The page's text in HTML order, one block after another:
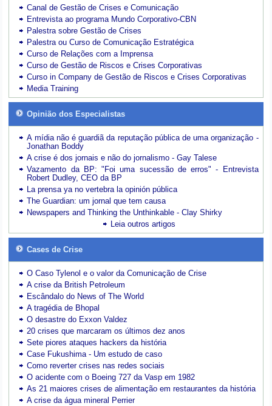
Canal de Gestão de Crises e Comunicação
Entrevista ao programa Mundo Corporativo-CBN
Palestra sobre Gestão de Crises
Palestra ou Curso de Comunicação Estratégica
Curso de Relações com a Imprensa
Curso de Gestão de Riscos e Crises Corporativas
Curso in Company de Gestão de Riscos e Crises Corporativas
Media Training
Opinião dos Especialistas
A mídia não é guardiã da reputação pública de uma organização -
Jonathan Boddy
A crise é dos jornais e não do jornalismo - Gay Talese
Vazamento da BP: "Foi uma sucessão de erros" - Entrevista
Robert Dudley, CEO da BP
La prensa ya no vertebra la opinión pública
The Guardian: um jornal que tem causa
Newspapers and Thinking the Unthinkable - Clay Shirky
Leia outros artigos
Cases de Crise
O Caso Tylenol e o valor da Comunicação de Crise
A crise da British Petroleum
Escândalo do News of The World
A tragédia de Bhopal
O desastre do Exxon Valdez
20 crises que marcaram os últimos dez anos
Sete piores ataques hackers da história
Case Fukushima - Um estudo de caso
Como reverter crises nas redes sociais
O acidente com o Boeing 727 da Vasp em 1982
As 21 maiores crises de alimentação em restaurantes da história
A crise da água mineral Perrier